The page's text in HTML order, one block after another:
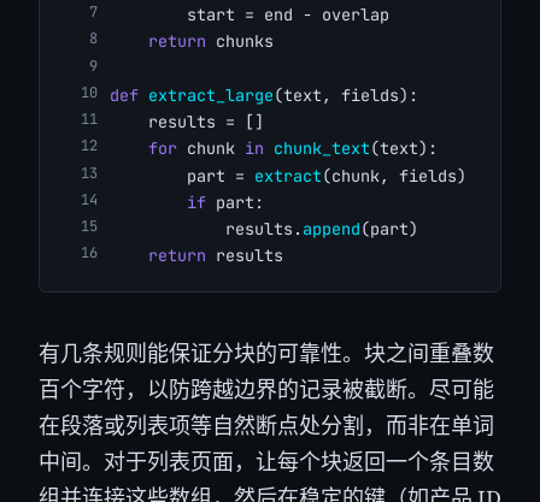
        start = end - overlap
return chunks
def extract_large(text, fields):
    results = []
for chunk in chunk_text(text):
        part =
extract(chunk, fields)
if part:
            results.
append(part)
return results
有几条规则能保证分块的可靠性。块之间重叠数
百个字符，以防跨越边界的记录被截断。尽可能
在段落或列表项等自然断点处分割，而非在单词
中间。对于列表页面，让每个块返回一个条目数